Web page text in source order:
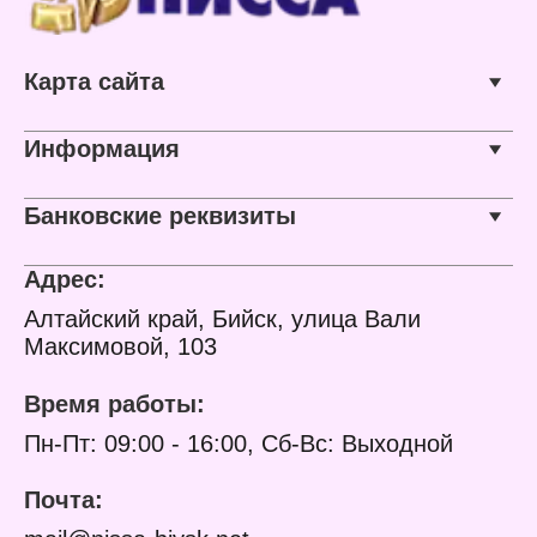
Бренд: Русская
бетаин, пантенол
Объем: 300 мл
Карта сайта
Информация
Банковские реквизиты
Адрес:
Алтайский край, Бийск, улица Вали
Максимовой, 103
Время работы:
Пн-Пт: 09:00 - 16:00, Сб-Вс: Выходной
Почта: